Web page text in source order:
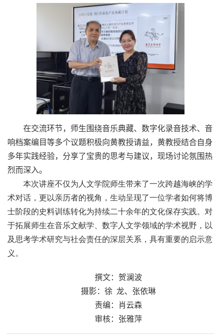
在交流环节，师生围绕音乐典藏、 数字化录音技术、音
响档案编目等多个议题积极向黄教授请益， 黄教授结合自身
多年实践经验，分享了宝贵的思考与建议，现场讨论氛围热
烈而深入。
本次讲座不仅为人文学院师生带来了一次跨越海峡的学
术对话，更以亲历者的视角，生动呈现了一位学者如何将博
士阶段的史料训练转化为持续二十余年的文化保存实践。对
于拓展师生在音乐文献学、数字人文学领域的学术视野，以
及思考学术研究与社会责任的深层关系，具有重要的启示意
义。
撰文：贺澜波
摄影：徐 龙、张依琳
责编：肖云森
审核：张雅萍